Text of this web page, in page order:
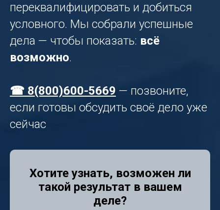
переквалифицировать и добиться
условного. Мы собрали успешные
дела — чтобы показать: всё
возможно.
☎ 8(800)600-5669 — позвоните,
если готовы обсудить своё дело уже
сейчас
Хотите узнать, возможен ли
такой результат в вашем
деле?